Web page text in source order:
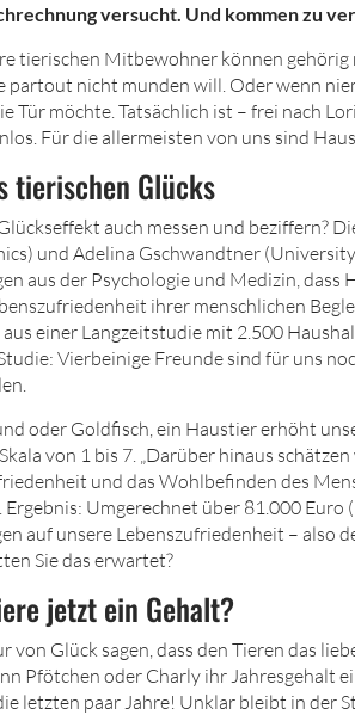
versucht. Und kommen zu
tierischen Mitbewohner können
nicht munden will. Oder wenn
Tür möchte. Tatsächlich ist – frei nach
Für die allermeisten von uns sind
tierischen Glücks
auch messen und beziffern?
und Adelina Gschwandtner
aus der Psychologie und Medizin,
ihrer menschlichen
einer Langzeitstudie mit 2.500
Vierbeinige Freunde sind für uns
oder Goldfisch, ein Haustier erhöht
von 1 bis 7. „Darüber hinaus
und das Wohlbefinden des
Ergebnis: Umgerechnet über 81.000
auf unsere Lebenszufriedenheit – also
Sie das erwartet?
jetzt ein Gehalt?
von Glück sagen, dass den Tieren das
Pfötchen oder Charly ihr Jahresgehalt
letzten paar Jahre! Unklar bleibt in der